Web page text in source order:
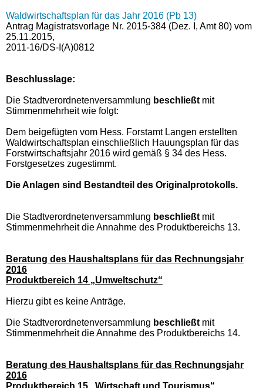
Waldwirtschaftsplan für das Jahr 2016 (Pb 13)
Antrag Magistratsvorlage Nr. 2015-384 (Dez. I, Amt 80) vom
25.11.2015,
2011-16/DS-I(A)0812
Beschlusslage:
Die Stadtverordnetenversammlung beschließt mit
Stimmenmehrheit wie folgt:
Dem beigefügten vom Hess. Forstamt Langen erstellten
Waldwirtschaftsplan einschließlich Hauungsplan für das
Forstwirtschaftsjahr 2016 wird gemäß § 34 des Hess.
Forstgesetzes zugestimmt.
Die Anlagen sind Bestandteil des Originalprotokolls.
Die Stadtverordnetenversammlung beschließt mit
Stimmenmehrheit die Annahme des Produktbereichs 13.
Beratung des Haushaltsplans für das Rechnungsjahr
2016
Produktbereich 14 „Umweltschutz“
Hierzu gibt es keine Anträge.
Die Stadtverordnetenversammlung beschließt mit
Stimmenmehrheit die Annahme des Produktbereichs 14.
Beratung des Haushaltsplans für das Rechnungsjahr
2016
Produktbereich 15 „Wirtschaft und Tourismus“